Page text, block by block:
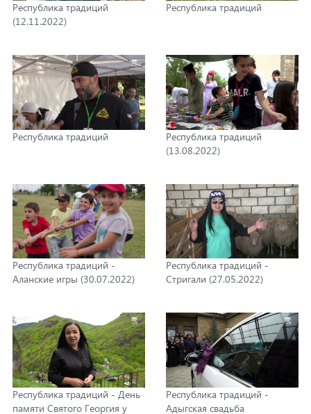
Республика традиций
(12.11.2022)
Республика традиций
Республика традиций
Республика традиций
(13.08.2022)
Республика традиций -
Аланские игры (30.07.2022)
Республика традиций -
Стригали (27.05.2022)
Республика традиций - День
памяти Святого Георгия у
Республика традиций -
Адыгская свадьба